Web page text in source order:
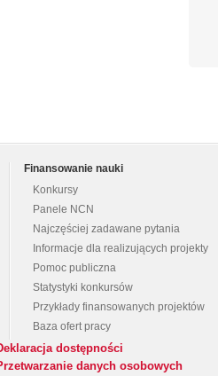
Finansowanie nauki
Konkursy
Panele NCN
Najczęściej zadawane pytania
Informacje dla realizujących projekty
Pomoc publiczna
Statystyki konkursów
Przykłady finansowanych projektów
Baza ofert pracy
dostępności
danych osobowych